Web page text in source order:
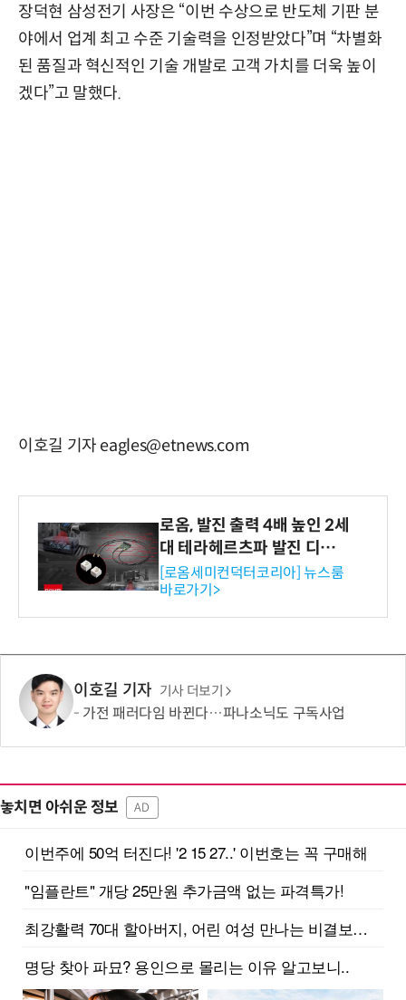
장덕현 삼성전기 사장은 “이번 수상으로 반도체 기판 분
야에서 업계 최고 수준 기술력을 인정받았다”며 “차별화
된 품질과 혁신적인 기술 개발로 고객 가치를 더욱 높이
겠다”고 말했다.
이호길 기자 eagles@etnews.com
로옴, 발진 출력 4배 높인 2세
대 테라헤르츠파 발진 디바이
스 개발
[로옴세미컨덕터코리아] 뉴스룸
바로가기>
이호길 기자 기사 더보기
가전 패러다임 바뀐다…파나소닉도 구독사업
놓치면 아쉬운 정보 AD